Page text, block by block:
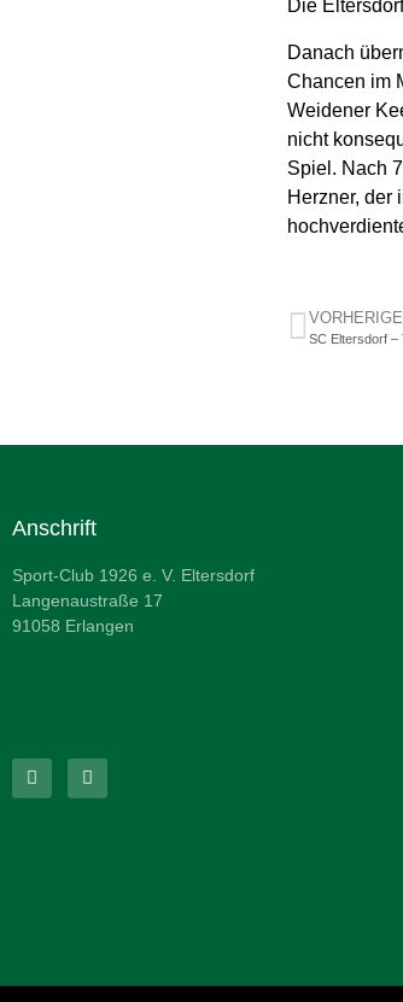
Die
Danach
Chancen im
Weidener
nicht
Spiel. Nach
Herzner, der
SC Eltersdorf –
Anschrift
Sport-Club 1926 e. V. Eltersdorf
Langenaustraße 17
91058 Erlangen